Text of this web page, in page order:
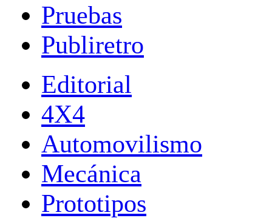
Pruebas
Publiretro
Editorial
4X4
Automovilismo
Mecánica
Prototipos